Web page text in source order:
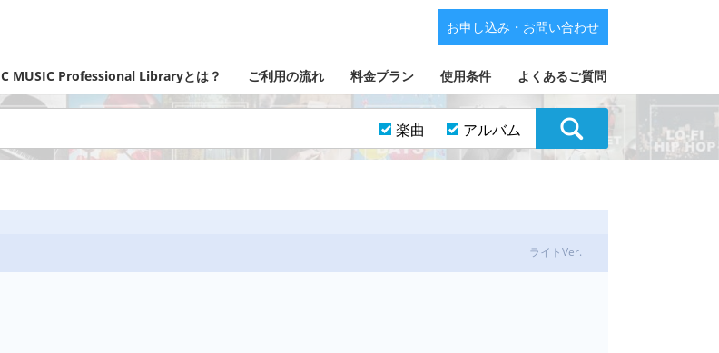
C MUSIC Professional Libraryとは？ ご利用の流れ 料金プラン 使用条件 よくあるご質問
お申し込み・お問い合わせ
楽曲 アルバム
ライトVer.